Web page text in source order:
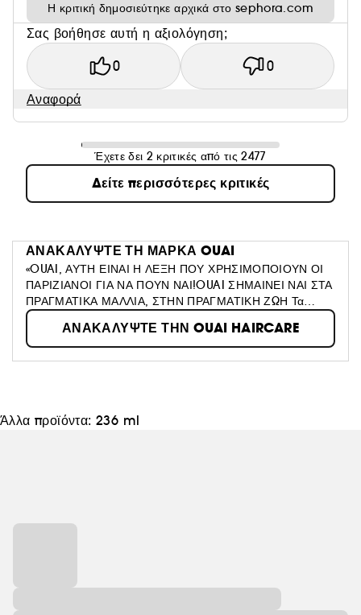
Η κριτική δημοσιεύτηκε αρχικά στο sephora.com
Σας βοήθησε αυτή η αξιολόγηση;
0 0
Αναφορά
Έχετε δει 2 κριτικές από τις 2477
Δείτε περισσότερες κριτικές
ΑΝΑΚΑΛΥΨΤΕ ΤΗ ΜΑΡΚΑ OUAI
«OUAI, ΑΥΤΗ ΕΙΝΑΙ Η ΛΕΞΗ ΠΟΥ ΧΡΗΣΙΜΟΠΟΙΟΥΝ ΟΙ
ΠΑΡΙΖΙΑΝΟΙ ΓΙΑ ΝΑ ΠΟΥΝ ΝΑΙ!OUAI ΣΗΜΑΙΝΕΙ ΝΑΙ ΣΤΑ
ΠΡΑΓΜΑΤΙΚΑ ΜΑΛΛΙΑ, ΣΤΗΝ ΠΡΑΓΜΑΤΙΚΗ ΖΩΗ Τα
σαμπουάν, τα conditioners και τα προϊόντα styling έχουν
σχεδιαστεί για να θρέφουν τα μαλλιά και να αναδεικνύουν
τη φυσική τους ομορφιά.«Εγώ η ίδια είμαι μια μπερδεμένη
καταναλώτρια που με έχουν βομβαρδίσει με διάφορα
κλασικά σε έναν ραγδαίως εξελισσόμενο κόσμο».Jen
Atkin
ΑΝΑΚΑΛΥΨΤΕ ΤΗΝ OUAI HAIRCARE
Άλλα προϊόντα: 236 ml